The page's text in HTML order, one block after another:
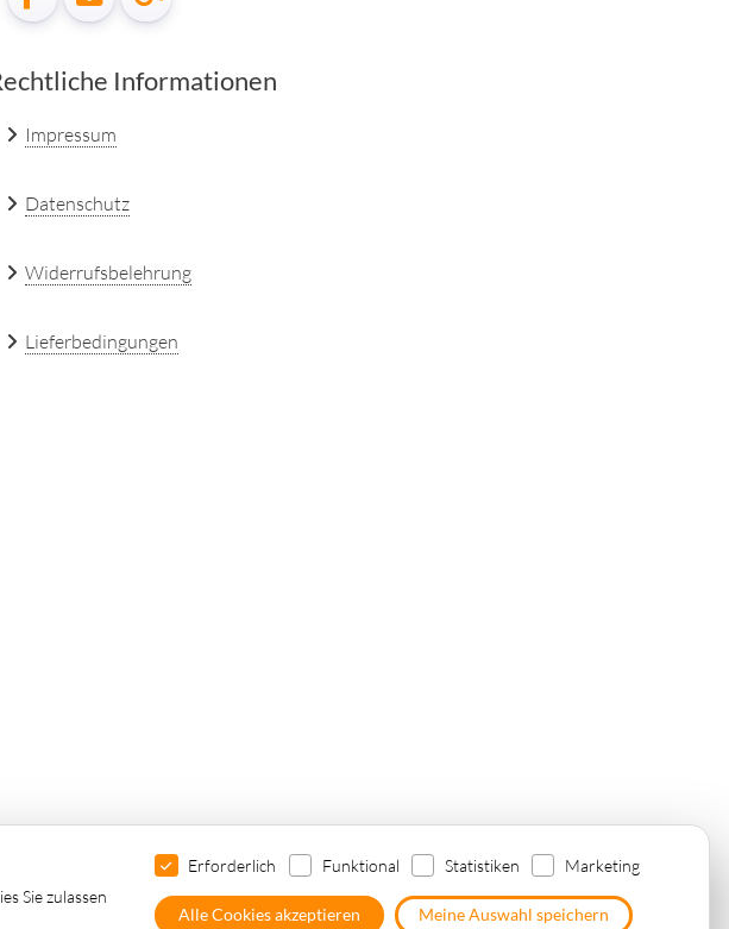
Sie zulassen
Erforderlich Funktional Statistiken Marketing
Alle Cookies akzeptieren Meine Auswahl speichern
Informationen
Impressum
Datenschutz
Widerrufsbelehrung
Lieferbedingungen
Agentur für Digitales Marketing in Luxemburg